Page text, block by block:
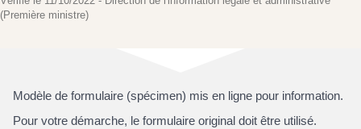
(Première ministre)
Modèle de formulaire (spécimen) mis en ligne pour information.
Pour votre démarche, le formulaire original doit être utilisé.